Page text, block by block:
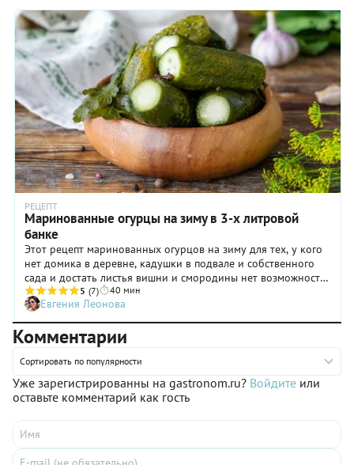
РЕЦЕПТ
Маринованные огурцы на зиму в 3-х литровой
банке
Этот рецепт маринованных огурцов на зиму для тех, у кого
нет домика в деревне, кадушки в подвале и собственного
сада и достать листья вишни и смородины нет возможности.
Ну что же в том случае — огурцы не мариновать? Конечно
же мариновать! Просто ароматизировать их немного
иначе — луком и укропом с петрушкой. И готовить не в
бочке, а в трехлитровых банках. Кого-то может удивить
такой объем заготовки, но вспомните, что бывают блюда,
для которых нужно сразу много огурчиков, например,
праздничная солянка, рассольник, и даже оливье. Вот в
такие моменты как раз удобно взять с полки большую банку
с огурцами — и на салат хватит, и на бутерброды останется.
5 (7) 40 мин
Евгения Леонова
Комментарии
Сортировать по популярности
Уже зарегистрированны на gastronom.ru? Войдите или
оставьте комментарий как гость